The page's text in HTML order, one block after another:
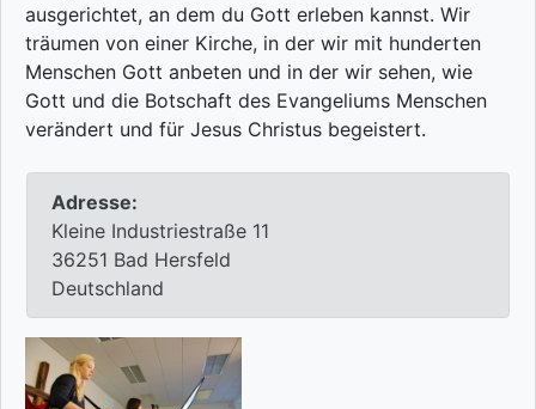
ausgerichtet, an dem du Gott erleben kannst. Wir
träumen von einer Kirche, in der wir mit hunderten
Menschen Gott anbeten und in der wir sehen, wie
Gott und die Botschaft des Evangeliums Menschen
verändert und für Jesus Christus begeistert.
Adresse:
Kleine Industriestraße 11
36251 Bad Hersfeld
Deutschland